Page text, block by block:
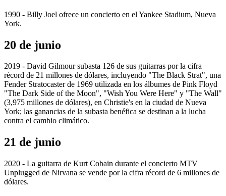
1990 - Billy Joel ofrece un concierto en el Yankee Stadium, Nueva
York.
20 de junio
2019 - David Gilmour subasta 126 de sus guitarras por la cifra
récord de 21 millones de dólares, incluyendo "The Black Strat", una
Fender Stratocaster de 1969 utilizada en los álbumes de Pink Floyd
"The Dark Side of the Moon", "Wish You Were Here" y "The Wall"
(3,975 millones de dólares), en Christie's en la ciudad de Nueva
York; las ganancias de la subasta benéfica se destinan a la lucha
contra el cambio climático.
21 de junio
2020 - La guitarra de Kurt Cobain durante el concierto MTV
Unplugged de Nirvana se vende por la cifra récord de 6 millones de
dólares.